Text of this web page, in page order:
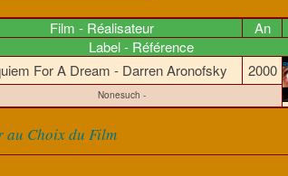
Film - Réalisateur
An
Label - Référence
For A Dream - Darren Aronofsky 2000
Nonesuch -
au Choix du Film